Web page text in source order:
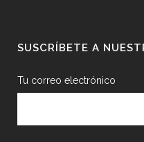
SUSCRÍBETE A
Tu correo electrónico